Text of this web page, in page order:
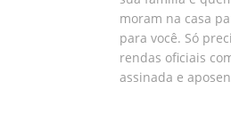
moram na casa
para você. Só
rendas oficiais
assinada e